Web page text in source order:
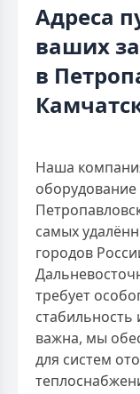
Адреса
ваших
в
Наша
самых
городов
требует
важна, мы
для систем